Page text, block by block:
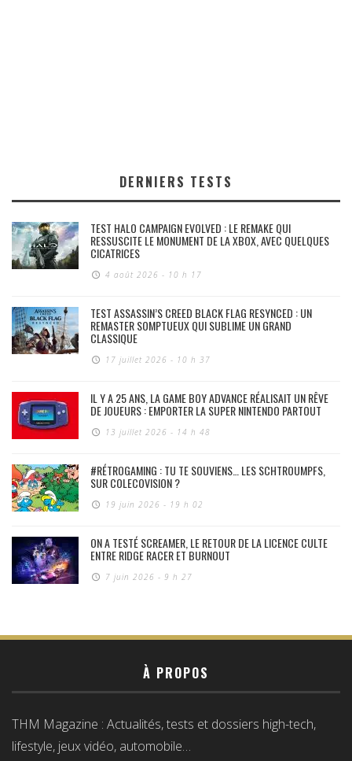
DERNIERS TESTS
TEST HALO CAMPAIGN EVOLVED : LE REMAKE QUI
RESSUSCITE LE MONUMENT DE LA XBOX, AVEC QUELQUES
CICATRICES
4 août 2026 - 10 h 17
TEST ASSASSIN’S CREED BLACK FLAG RESYNCED : UN
REMASTER SOMPTUEUX QUI SUBLIME UN GRAND
CLASSIQUE
17 juillet 2026 - 10 h 37
IL Y A 25 ANS, LA GAME BOY ADVANCE RÉALISAIT UN RÊVE
DE JOUEURS : EMPORTER LA SUPER NINTENDO PARTOUT
13 juillet 2026 - 14 h 48
#RÉTROGAMING : TU TE SOUVIENS… LES SCHTROUMPFS,
SUR COLECOVISION ?
19 juin 2026 - 19 h 02
ON A TESTÉ SCREAMER, LE RETOUR DE LA LICENCE CULTE
ENTRE RIDGE RACER ET BURNOUT
7 juin 2026 - 9 h 27
À PROPOS
THM Magazine : Actualités, tests et dossiers high-tech,
lifestyle, jeux vidéo, automobile…